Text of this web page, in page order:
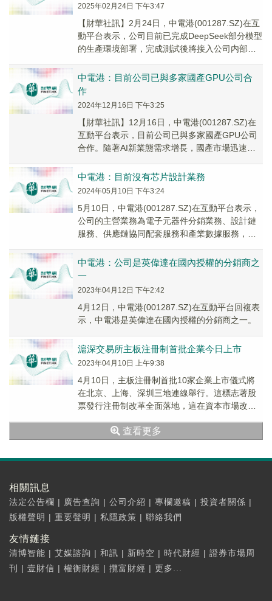
2025年02月24日 下午3:47
【財華社訊】2月24日，中電港(001287.SZ)在互
動平台表示，公司目前已完成DeepSeek部分模型
的生產環境部署，完成測試後將接入公司内部使
中電港：目前公司已與多家國產GPU公司合
作
2024年12月16日 下午3:25
【財華社訊】12月16日，中電港(001287.SZ)在
互動平台表示，目前公司已與多家國產GPU公司
合作。隨著AI新業態需求增長，國產市場迅速崛
中電港：目前沒有芯片設計業務
2024年05月10日 下午3:24
5月10日，中電港(001287.SZ)在互動平台表示，
公司的主營業務為電子元器件分銷業務、設計鏈
服務、供應鏈協同配套服務和產業數據服務，公
中電港：公司是英偉達在國內授權的分銷商之
一
2023年04月12日 下午2:42
4月12日，中電港(001287.SZ)在互動平台回複表
示，中電港是英偉達在國內授權的分銷商之一。
滬深交易所主板注冊制首批企業今日上市
2023年04月10日 上午9:38
4月10日，主板注冊制首批10家企業上市儀式將
在北京、上海、深圳三地連線舉行。這標志著股
票發行注冊制改革全面落地，這在資本市場改革
查看更多
相關訊息
法定公告欄 | 廣告查詢 | 公司介紹 | 專欄邀稿 | 投資者關係 |
版權聲明 | 重要聲明 | 私隱政策 | 聯絡我們
友情鏈接
清博智能 | 艾媒諮詢 | 和訊 | 新時空 | 時代財經 | 證券市場周
刊
| 壹財信 | 權衡財經 | 攬富財經 | 更多...